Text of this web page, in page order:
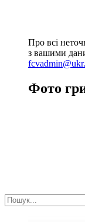
Про всі
з вашими
Фото